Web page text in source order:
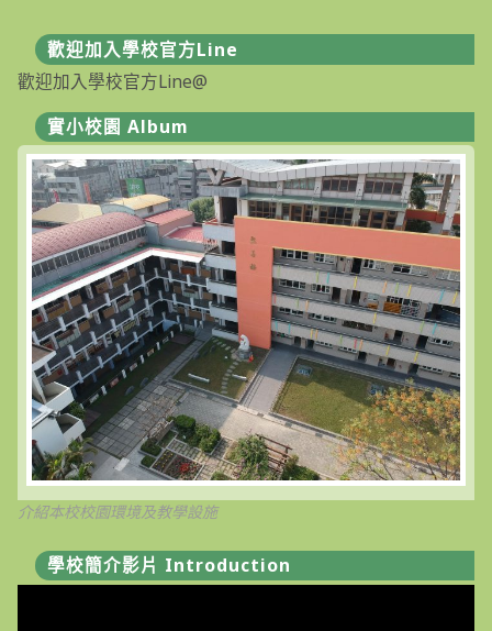
歡迎加入學校官方Line
歡迎加入學校官方Line@
實小校園 Album
介紹本校校園環境及教學設施
學校簡介影片 Introduction